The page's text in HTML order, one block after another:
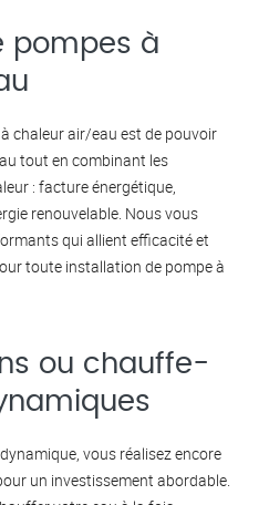
pompes à
à chaleur air/eau est de pouvoir
tout en combinant les
: facture énergétique,
renouvelable. Nous vous
qui allient efficacité et
toute installation de pompe à
ou chauffe-
vous réalisez encore
un investissement abordable.